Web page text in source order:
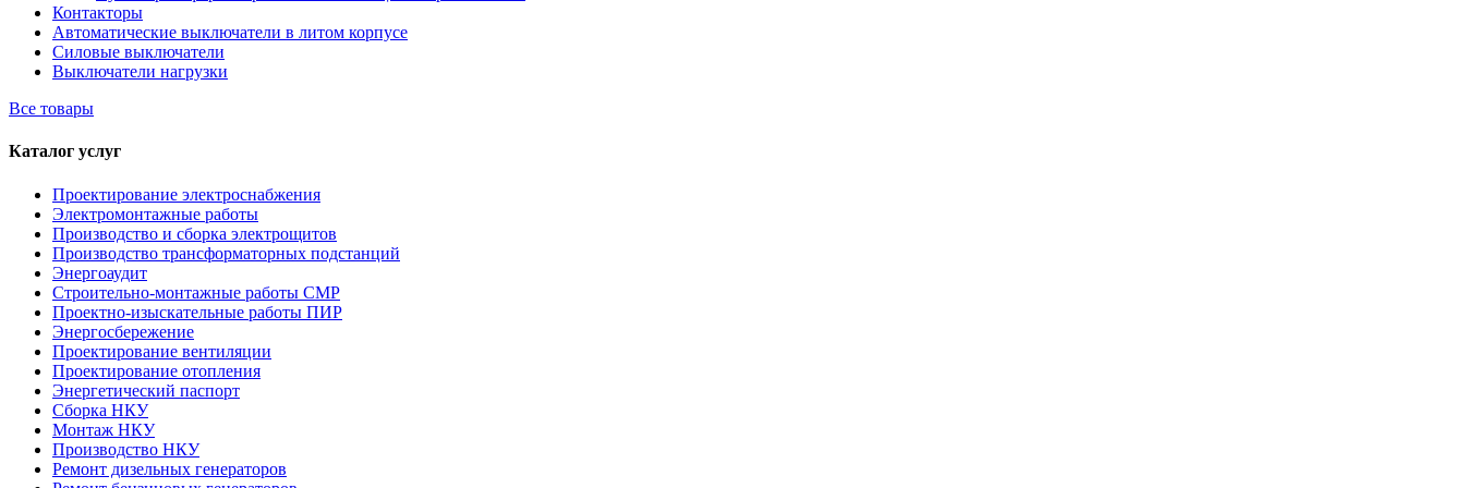
Контакторы
Автоматические выключатели в литом корпусе
Силовые выключатели
Выключатели нагрузки
Все товары
Каталог услуг
Проектирование электроснабжения
Электромонтажные работы
Производство и сборка электрощитов
Производство трансформаторных подстанций
Энергоаудит
Строительно-монтажные работы СМР
Проектно-изыскательные работы ПИР
Энергосбережение
Проектирование вентиляции
Проектирование отопления
Энергетический паспорт
Сборка НКУ
Монтаж НКУ
Производство НКУ
Ремонт дизельных генераторов